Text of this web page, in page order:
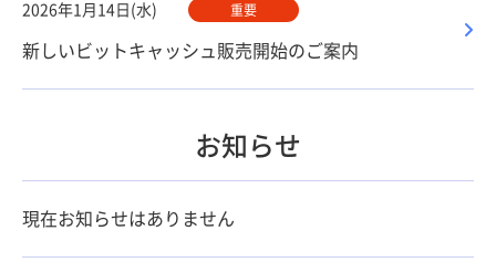
2026年1月14日(水) 重要
新しいビットキャッシュ販売開始のご案内
お知らせ
現在お知らせはありません